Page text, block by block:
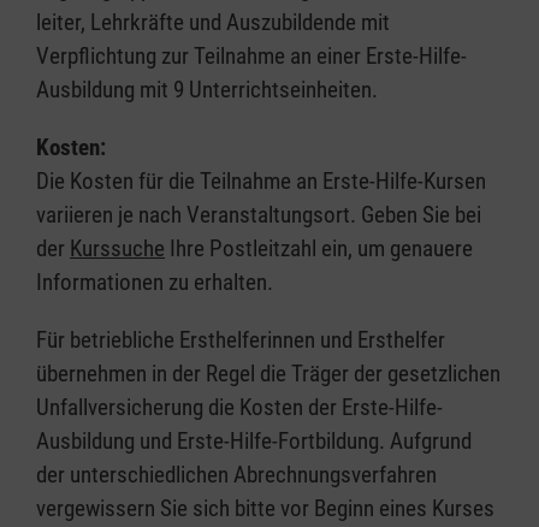
leiter, Lehrkräfte und Auszubildende mit
Verpflichtung zur Teilnahme an einer Erste-Hilfe-
Ausbildung mit 9 Unterrichtseinheiten.
Kosten:
Die Kosten für die Teilnahme an Erste-Hilfe-Kursen
variieren je nach Veranstaltungsort. Geben Sie bei
der Kurssuche Ihre Postleitzahl ein, um genauere
Informationen zu erhalten.
Für betriebliche Ersthelferinnen und Ersthelfer
übernehmen in der Regel die Träger der gesetzlichen
Unfallversicherung die Kosten der Erste-Hilfe-
Ausbildung und Erste-Hilfe-Fortbildung. Aufgrund
der unterschiedlichen Abrechnungsverfahren
vergewissern Sie sich bitte vor Beginn eines Kurses